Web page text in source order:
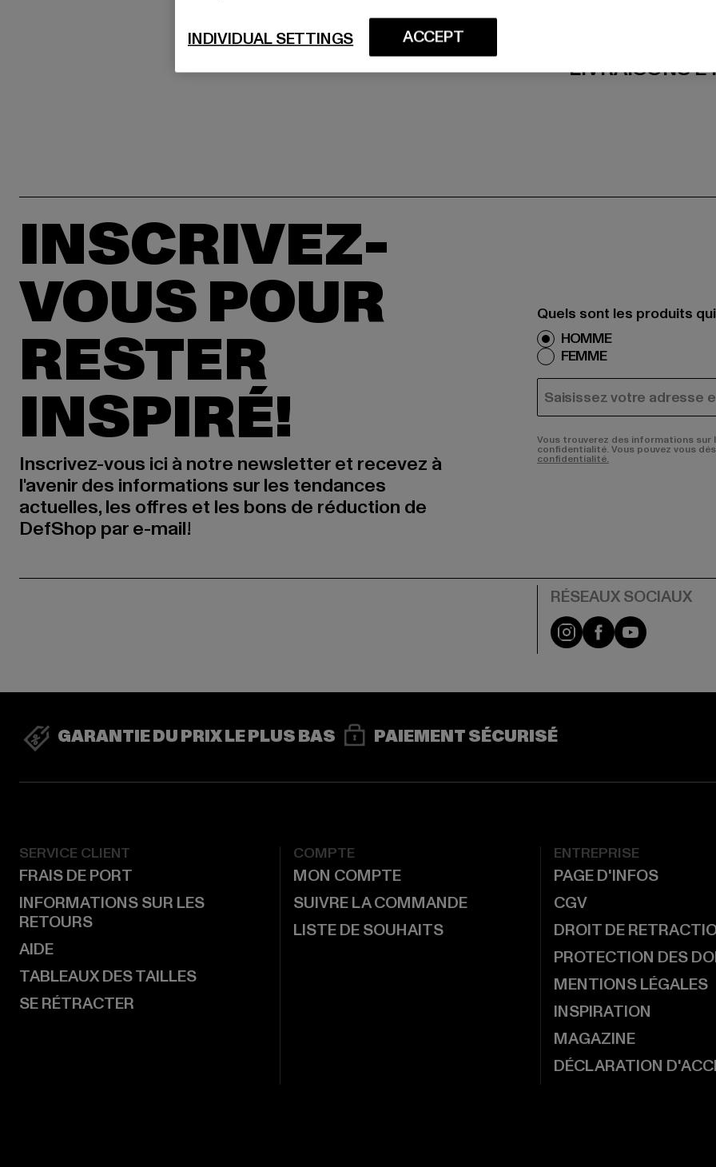
LIVRAISONS
INSCRIVEZ-
VOUS POUR
RESTER
INSPIRÉ!
Inscrivez-vous ici à notre newsletter et recevez à
l'avenir des informations sur les tendances
actuelles, les offres et les bons de réduction de
DefShop par e-mail!
Quels sont les produits
HOMME
FEMME
COURRIEL
Vous trouverez des informations
confidentialité. Vous pouvez vous
confidentialité.
Visit our Instagram
Visit ourVisit our
GARANTIE DU PRIX LE PLUS BAS PAIEMENT SÉCURISÉ
SERVICE CLIENT
FRAIS DE PORT
INFORMATIONS SUR LES
RETOURS
AIDE
TABLEAUX DES TAILLES
SE RÉTRACTER
COMPTE
MON COMPTE
SUIVRE LA COMMANDE
LISTE DE SOUHAITS
ENTREPRISE
PAGE D'INFOS
CGV
DROIT DE
PROTECTION DES
MENTIONS LÉGALES
INSPIRATION
MAGAZINE
DÉCLARATION
ACCEPT
INDIVIDUAL SETTINGS